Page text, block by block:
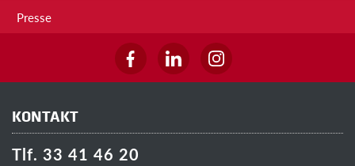
Presse
KONTAKT
Tlf. 33 41 46 20